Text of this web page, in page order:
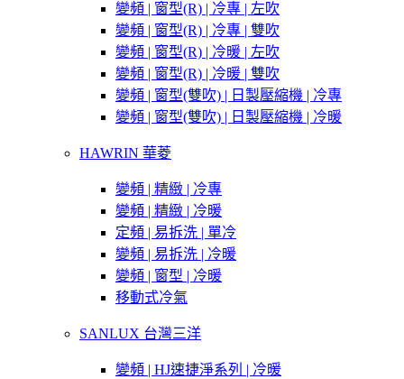
變頻 | 窗型(R) | 冷專 | 左吹
變頻 | 窗型(R) | 冷專 | 雙吹
變頻 | 窗型(R) | 冷暖 | 左吹
變頻 | 窗型(R) | 冷暖 | 雙吹
變頻 | 窗型(雙吹) | 日製壓縮機 | 冷專
變頻 | 窗型(雙吹) | 日製壓縮機 | 冷暖
HAWRIN 華菱
變頻 | 精緻 | 冷專
變頻 | 精緻 | 冷暖
定頻 | 易拆洗 | 單冷
變頻 | 易拆洗 | 冷暖
變頻 | 窗型 | 冷暖
移動式冷氣
SANLUX 台灣三洋
變頻 | HJ速捷淨系列 | 冷暖